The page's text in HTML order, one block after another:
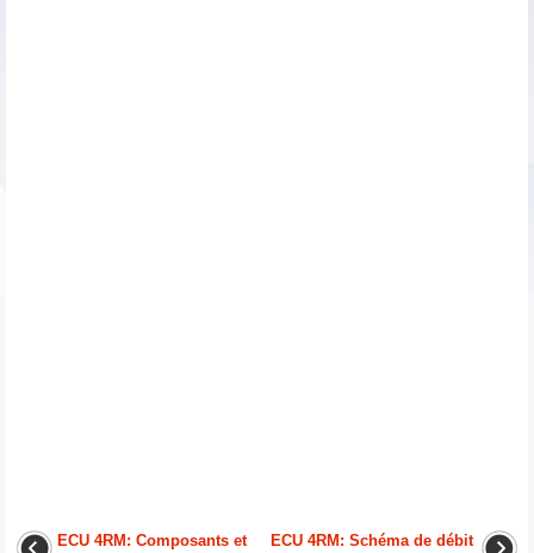
ECU 4RM: Composants et
ECU 4RM: Schéma de débit